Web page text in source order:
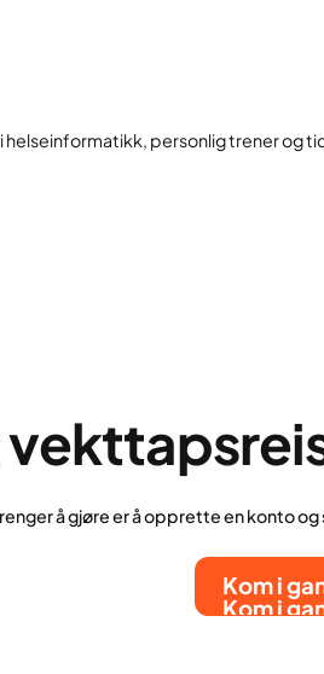
personlig trener og
å gjøre er å opprette en konto og
Kom i
Kom i